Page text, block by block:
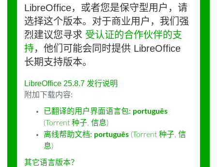
LibreOffice，或者您是保守型用户，请
选择这个版本。对于商业用户，我们强
烈建议您寻求 受认证的合作伙伴的支
持，他们可能会同时提供 LibreOffice
长期支持版本。
LibreOffice 25.8.7 发行说明
附加下载内容:
已翻译的用户界面语言包: português
(Torrent 种子, 信息)
离线帮助文档: português (Torrent 种子, 信
息)
其它语言版本？